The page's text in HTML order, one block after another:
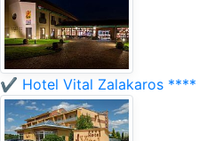
✔️ Hotel Vital Zalakaros ****